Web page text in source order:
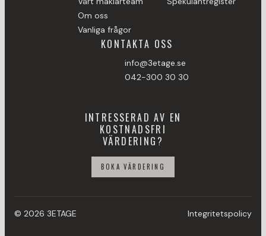
Om oss
Vanliga frågor
KONTAKTA OSS
info@3etage.se
042-300 30 30
INTRESSERAD AV EN
KOSTNADSFRI
VÄRDERING?
BOKA VÄRDERING
© 2026 3ETAGE Integritetspolicy